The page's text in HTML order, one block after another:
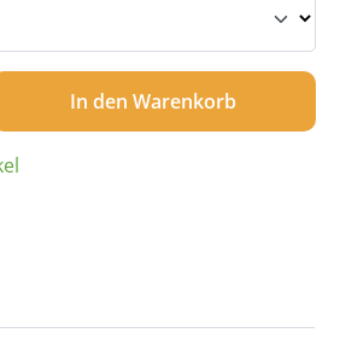
Gib den gewünschten
In den Warenkorb